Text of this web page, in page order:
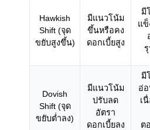
Hawkish
Shift (จุด
ขยับสูงขึ้น)
มีแนวโน้ม
ขึ้นหรือคง
ดอกเบี้ยสูง
มี
แ
Dovish
Shift (จุด
ขยับต่ำลง)
มีแนวโน้ม
ปรับลด
อัตรา
ดอกเบี้ยลง
มี
อ่
เ
ต